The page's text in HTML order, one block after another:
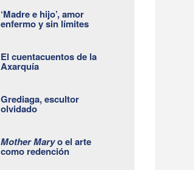
‘Madre e hijo’, amor
enfermo y sin límites
El cuentacuentos de la
Axarquía
Grediaga, escultor
olvidado
Mother Maryo el arte
como redención